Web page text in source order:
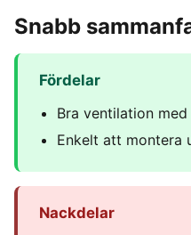
Snabb
Fördelar
Bra ventilation
Enkelt att montera
Nackdelar